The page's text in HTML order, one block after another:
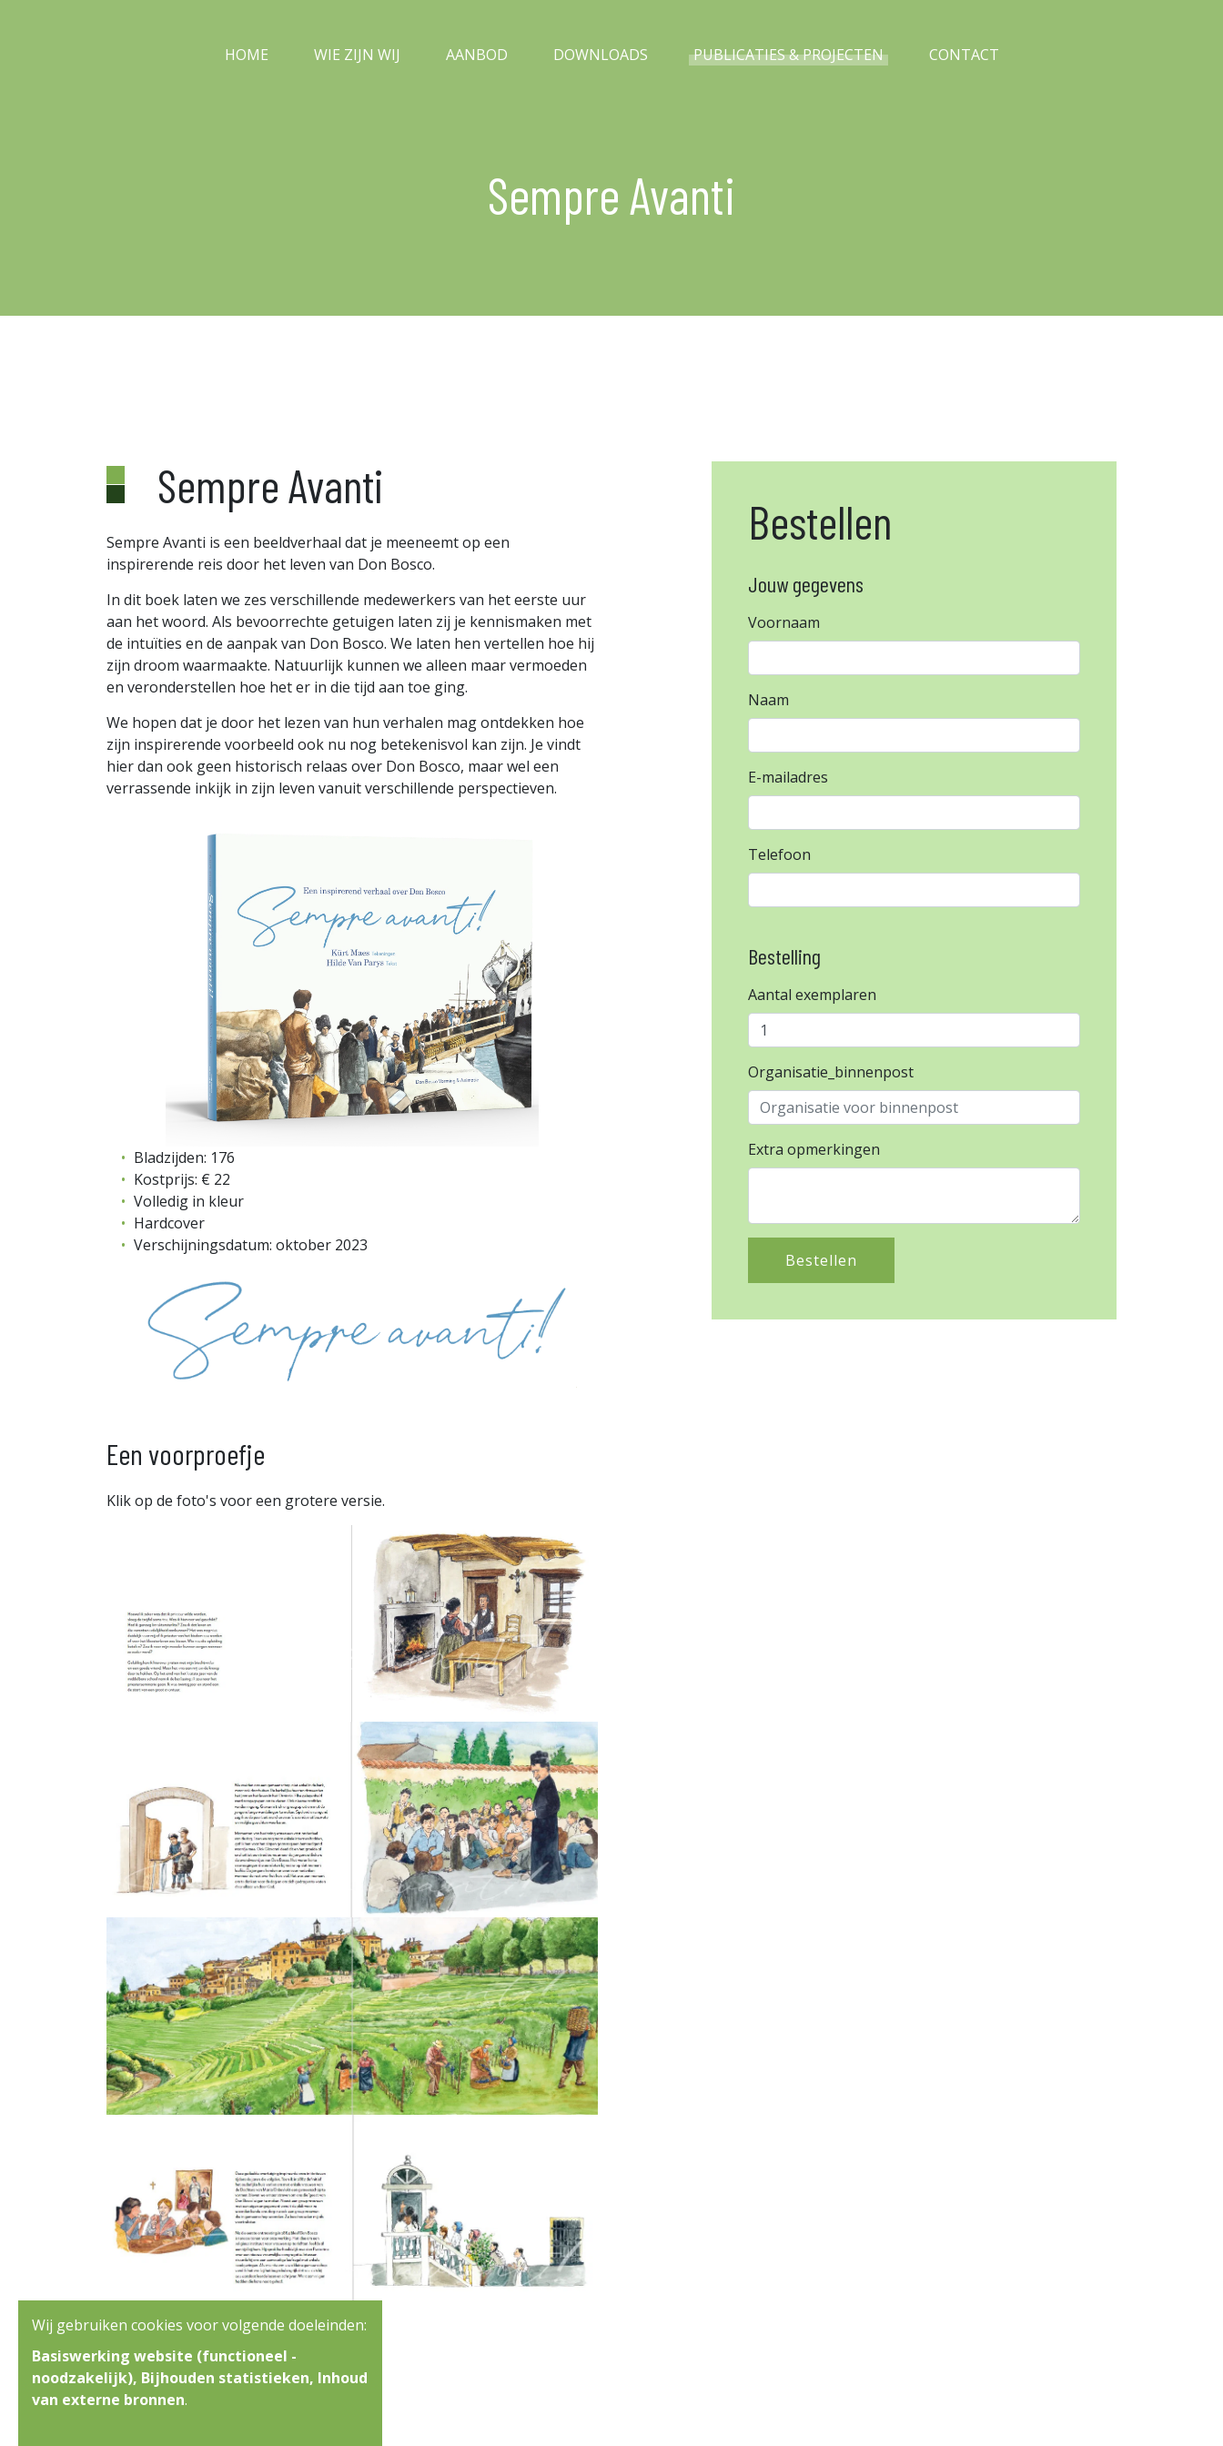
HOME WIE ZIJN WIJ AANBOD DOWNLOADS PUBLICATIES & PROJECTEN CONTACT
Sempre Avanti
Sempre Avanti
Sempre Avanti is een beeldverhaal dat je meeneemt op een
inspirerende reis door het leven van Don Bosco.
In dit boek laten we zes verschillende medewerkers van het eerste uur
aan het woord. Als bevoorrechte getuigen laten zij je kennismaken met
de intuïties en de aanpak van Don Bosco. We laten hen vertellen hoe hij
zijn droom waarmaakte. Natuurlijk kunnen we alleen maar vermoeden
en veronderstellen hoe het er in die tijd aan toe ging.
We hopen dat je door het lezen van hun verhalen mag ontdekken hoe
zijn inspirerende voorbeeld ook nu nog betekenisvol kan zijn. Je vindt
hier dan ook geen historisch relaas over Don Bosco, maar wel een
verrassende inkijk in zijn leven vanuit verschillende perspectieven.
Bladzijden: 176
Kostprijs: € 22
Volledig in kleur
Hardcover
Verschijningsdatum: oktober 2023
Een voorproefje
Klik op de foto's voor een grotere versie.
Bestellen
Jouw gegevens
Voornaam
Naam
E-mailadres
Telefoon
Bestelling
Aantal exemplaren
Organisatie_binnenpost
Extra opmerkingen
Wij gebruiken cookies voor volgende doeleinden:
Basiswerking website (functioneel -
noodzakelijk), Bijhouden statistieken, Inhoud
van externe bronnen.